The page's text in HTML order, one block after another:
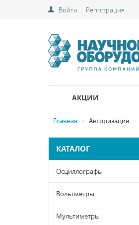
Войти Регистрация
АКЦИИ
Главная Авторизация
КАТАЛОГ
Осциллографы
Вольтметры
Мультиметры